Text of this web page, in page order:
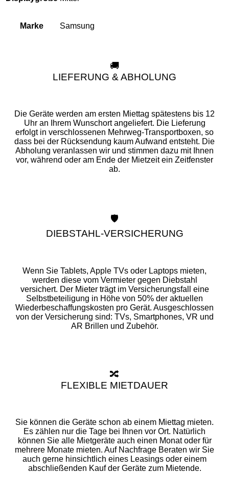
Marke Samsung
🚚
LIEFERUNG & ABHOLUNG
Die Geräte werden am ersten Miettag spätestens bis 12
Uhr an Ihrem Wunschort angeliefert. Die Lieferung
erfolgt in verschlossenen Mehrweg-Transportboxen, so
dass bei der Rücksendung kaum Aufwand entsteht. Die
Abholung veranlassen wir und stimmen dazu mit Ihnen
vor, während oder am Ende der Mietzeit ein Zeitfenster
ab.
🛡️
DIEBSTAHL-VERSICHERUNG
Wenn Sie Tablets, Apple TVs oder Laptops mieten,
werden diese vom Vermieter gegen Diebstahl
versichert. Der Mieter trägt im Versicherungsfall eine
Selbstbeteiligung in Höhe von 50% der aktuellen
Wiederbeschaffungskosten pro Gerät. Ausgeschlossen
von der Versicherung sind: TVs, Smartphones, VR und
AR Brillen und Zubehör.
🔀
FLEXIBLE MIETDAUER
Sie können die Geräte schon ab einem Miettag mieten.
Es zählen nur die Tage bei Ihnen vor Ort. Natürlich
können Sie alle Mietgeräte auch einen Monat oder für
mehrere Monate mieten. Auf Nachfrage Beraten wir Sie
auch gerne hinsichtlich eines Leasings oder einem
abschließenden Kauf der Geräte zum Mietende.